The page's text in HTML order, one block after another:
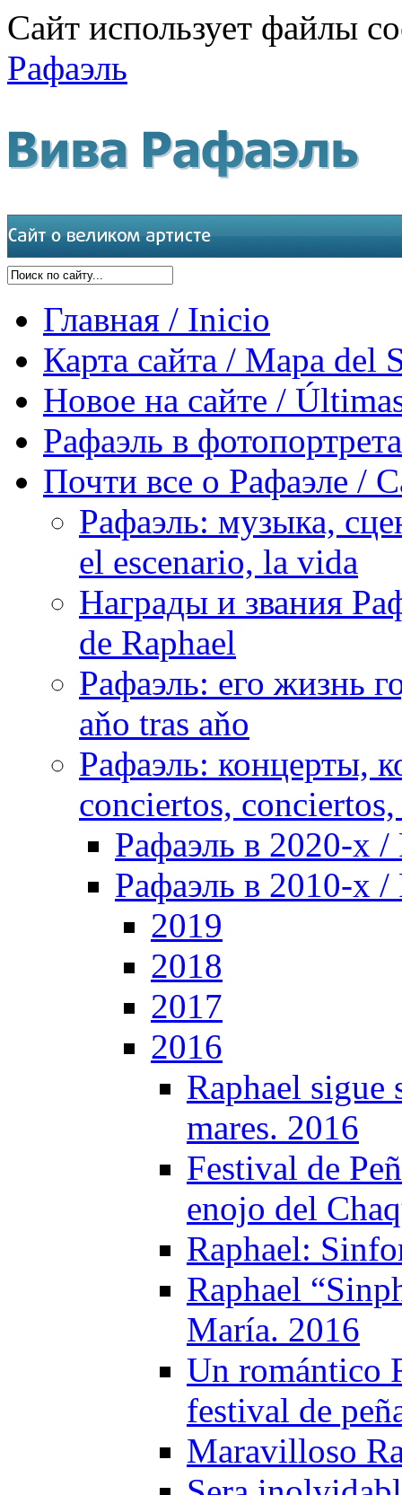
Сайт использует файлы
Рафаэль
Главная / Inicio
Карта сайта / Mapa del
Новое на сайте /
Рафаэль в
Почти все о Рафаэле /
Рафаэль: музыка,
el escenario, la vida
Награды и звания
de Raphael
Рафаэль: его жизнь
aňo tras aňo
Рафаэль: концерты,
conciertos,
Рафаэль в 2020-х /
Рафаэль в 2010-х /
2019
2018
2017
2016
Raphael sigue
mares. 2016
Festival de
enojo del
Raphael:
Raphael
María. 2016
Un romántico
festival de
Maravilloso